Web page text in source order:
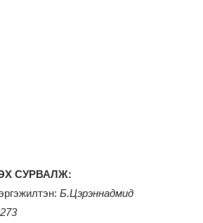
СУРВАЛЖ:
Б.Цэрэннадмид